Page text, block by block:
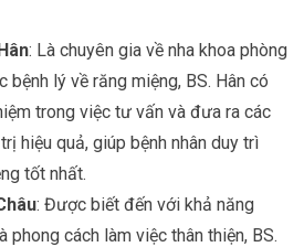
: Là chuyên gia về nha khoa phòng
bệnh lý về răng miệng, BS. Hân có
trong việc tư vấn và đưa ra các
hiệu quả, giúp bệnh nhân duy trì
tốt nhất.
: Được biết đến với khả năng
phong cách làm việc thân thiện, BS.